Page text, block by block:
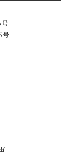
号